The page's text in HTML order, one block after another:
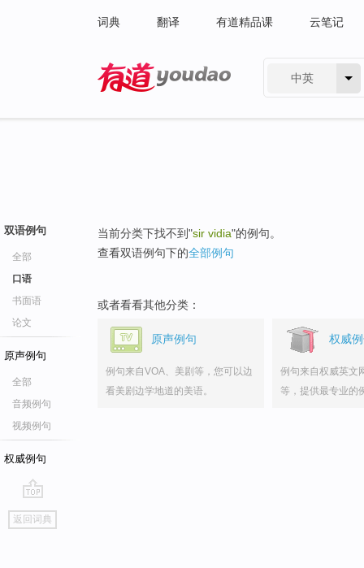
词典 翻译 有道精品课 云笔记
中英
双语例句
全部
口语
书面语
论文
原声例句
全部
音频例句
视频例句
权威例句
go
top
返回词典
当前分类下找不到"sir vidia"的例句。
查看双语例句下的全部例句
或者看看其他分类：
原声例句
例句来自VOA、美剧等，您可以边
看美剧边学地道的美语。
权威
例句来自权威英文
等，提供最专业的